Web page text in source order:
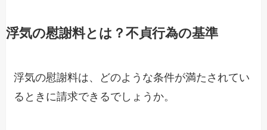
浮気の慰謝料とは？不貞行為の基準
浮気の慰謝料は、どのような条件が満たされてい
るときに請求できるでしょうか。